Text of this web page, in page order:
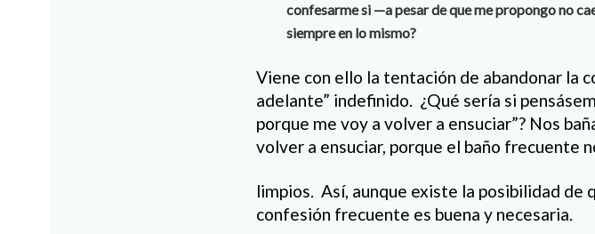
confesarme si —a pesar de que me propongo no
siempre en lo mismo?
Viene con ello la tentación de abandonar la
adelante” indefinido. ¿Qué sería si
porque me voy a volver a ensuciar”? Nos
volver a ensuciar, porque el baño frecuente
limpios. Así, aunque existe la posibilidad de
confesión frecuente es buena y necesaria.